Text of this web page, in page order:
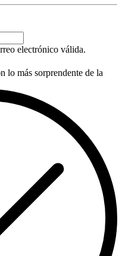
electrónico válida.
lo más sorprendente de la